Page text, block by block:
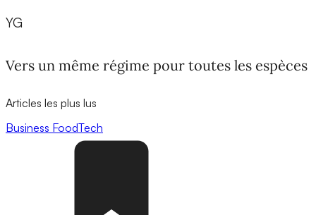
YG
Vers un même régime pour toutes les espèces
Articles les plus lus
Business FoodTech